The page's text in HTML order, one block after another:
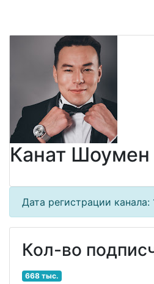
Канат Шоумен
Дата регистрации канала:
Кол-во
668 тыс.